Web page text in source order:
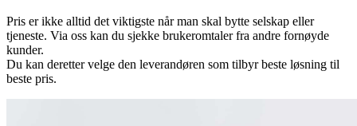
Pris er ikke alltid det viktigste når man skal bytte selskap eller
tjeneste. Via oss kan du sjekke brukeromtaler fra andre fornøyde
kunder.
Du kan deretter velge den leverandøren som tilbyr beste løsning til
beste pris.